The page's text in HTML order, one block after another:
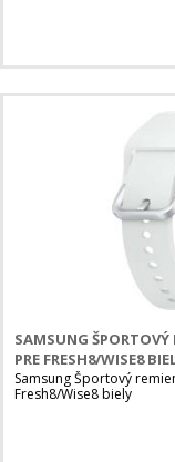
SAMSUNG
PRE FRESH8/WISE8
Samsung Športový
Fresh8/Wise8 biely